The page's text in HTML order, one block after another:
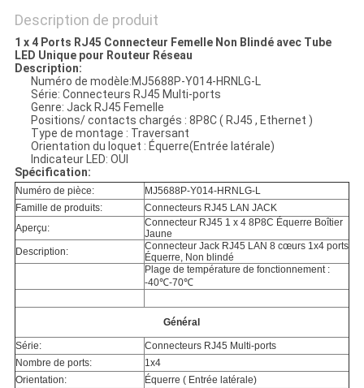
VIE
PRIVÉE
Description de produit
1 x 4 Ports RJ45 Connecteur Femelle Non Blindé avec Tube
LED Unique pour Routeur Réseau
Description:
Numéro de modèle:MJ5688P-Y014-HRNLG-L
Série: Connecteurs RJ45 Multi-ports
Genre: Jack RJ45 Femelle
Positions/ contacts chargés : 8P8C ( RJ45 , Ethernet )
Type de montage : Traversant
Orientation du loquet : Équerre(Entrée latérale)
Indicateur LED: OUI
Spécification:
Numéro de pièce:
MJ5688P-Y014-HRNLG-L
Famille de produits:
Connecteurs RJ45 LAN JACK
Aperçu:
Connecteur RJ45 1 x 4 8P8C Équerre Boîtier
Jaune
Description:
Connecteur Jack RJ45 LAN 8 cœurs 1x4 ports
Équerre, Non blindé
Plage de température de fonctionnement :
-40℃-70℃
Général
Série:
Connecteurs RJ45 Multi-ports
Nombre de ports:
1x4
Orientation:
Équerre ( Entrée latérale)